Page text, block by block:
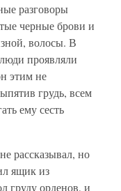
разговоры
черные брови и
волосы. В
проявляли
этим не
грудь, всем
ему сесть
рассказывал, но
ящик из
груду орденов, и